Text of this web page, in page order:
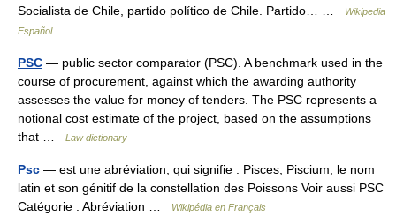
Socialista de Chile, partido político de Chile. Partido… …
Wikipedia
Español
PSC — public sector comparator (PSC). A benchmark used in the
course of procurement, against which the awarding authority
assesses the value for money of tenders. The PSC represents a
notional cost estimate of the project, based on the assumptions
that …
Law dictionary
Psc — est une abréviation, qui signifie : Pisces, Piscium, le nom
latin et son génitif de la constellation des Poissons Voir aussi PSC
Catégorie : Abréviation …
Wikipédia en Français